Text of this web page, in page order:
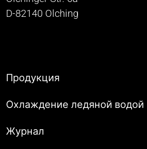
D-82140 Olching
Продукция
Охлаждение ледяной водой
Журнал